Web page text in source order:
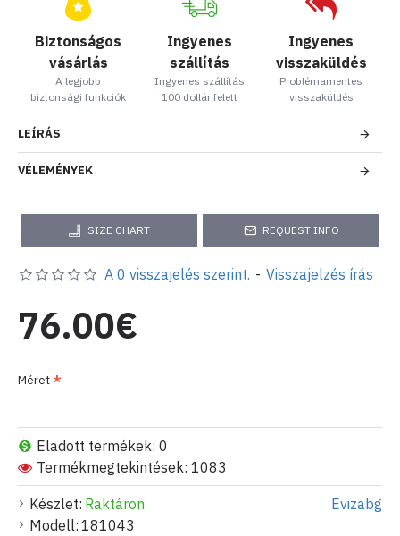
Biztonságos
vásárlás
A legjobb
biztonsági funkciók
Ingyenes
szállítás
Ingyenes szállítás
100 dollár felett
Ingyenes
visszaküldés
Problémamentes
visszaküldés
LEÍRÁS
VÉLEMÉNYEK
SIZE CHART REQUEST INFO
Készlet: Raktáron
Modell: 181043
Evizabg
Eladott termékek: 0
Termékmegtekintések: 1083
A 0 visszajelés szerint. - Visszajelzés írás
76.00€
Méret